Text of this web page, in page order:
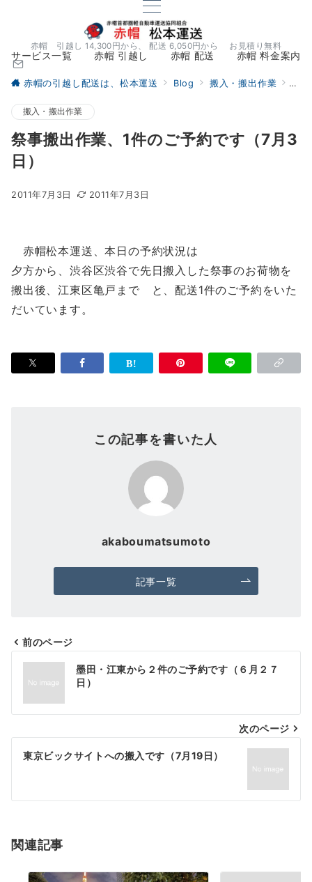
赤帽 引越し 14,300円から、 配送 6,050円から お見積り無料
サービス一覧 赤帽 引越し 赤帽 配送 赤帽 料金案内
赤帽の引越し配送は、松本運送 Blog 搬入・搬出作業 祭
搬入・搬出作業
祭事搬出作業、1件のご予約です（7月3
日）
2011年7月3日 2011年7月3日
赤帽松本運送、本日の予約状況は
夕方から、渋谷区渋谷で先日搬入した祭事のお荷物を
搬出後、江東区亀戸まで と、配送1件のご予約をいた
だいています。
この記事を書いた人
akaboumatsumoto
記事一覧
投
ナ
ビ
ゲ
シ
ン
前のページ
墨田・江東から２件のご予約です（６月２７
日）
次のページ
東京ビックサイトへの搬入です（7月19日）
関連記事